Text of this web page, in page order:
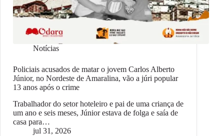
Notícias
Policiais acusados de matar o jovem Carlos Alberto
Júnior, no Nordeste de Amaralina, vão a júri popular
13 anos após o crime
Trabalhador do setor hoteleiro e pai de uma criança de
um ano e seis meses, Júnior estava de folga e saía de
casa para…
jul 31, 2026